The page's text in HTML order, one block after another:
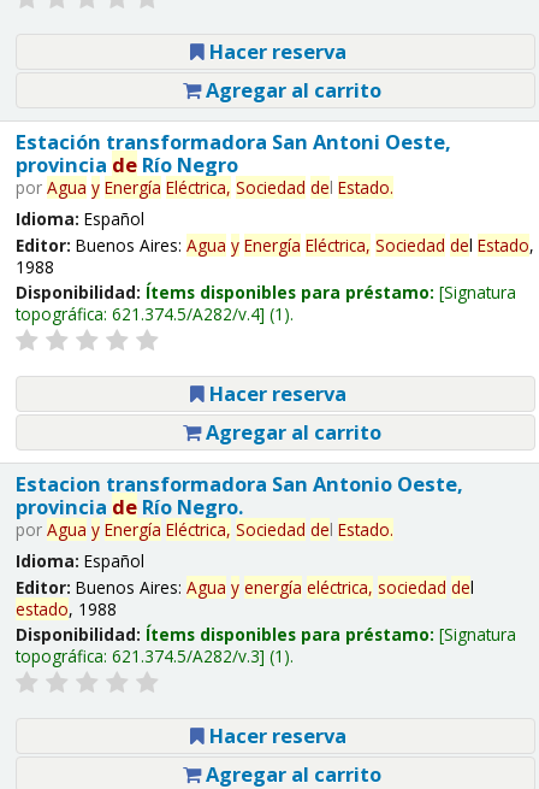
Hacer reserva
Agregar al carrito
Estación transformadora San Antoni Oeste,
provincia deRío Negro
por Agua y Energía Eléctrica, Sociedad del Estado.
Idioma: Español
Editor: Buenos Aires: Agua y Energía Eléctrica, Sociedad del Estado,
1988
Disponibilidad: Ítems disponibles para préstamo: Signatura
topográfica: 621.374.5/A282/v.4 (1).
Hacer reserva
Agregar al carrito
Estacion transformadora San Antonio Oeste,
provincia deRío Negro.
por Agua y Energía Eléctrica, Sociedad del Estado.
Idioma: Español
Editor: Buenos Aires: Agua y energía eléctrica, sociedad del
estado, 1988
Disponibilidad: Ítems disponibles para préstamo: Signatura
topográfica: 621.374.5/A282/v.3 (1).
Hacer reserva
Agregar al carrito